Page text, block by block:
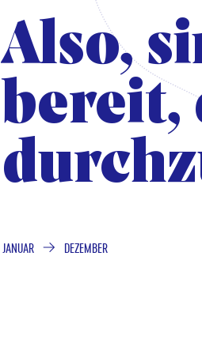
Also,
bereit,
JANUAR DEZEMBER
Also,
bereit,